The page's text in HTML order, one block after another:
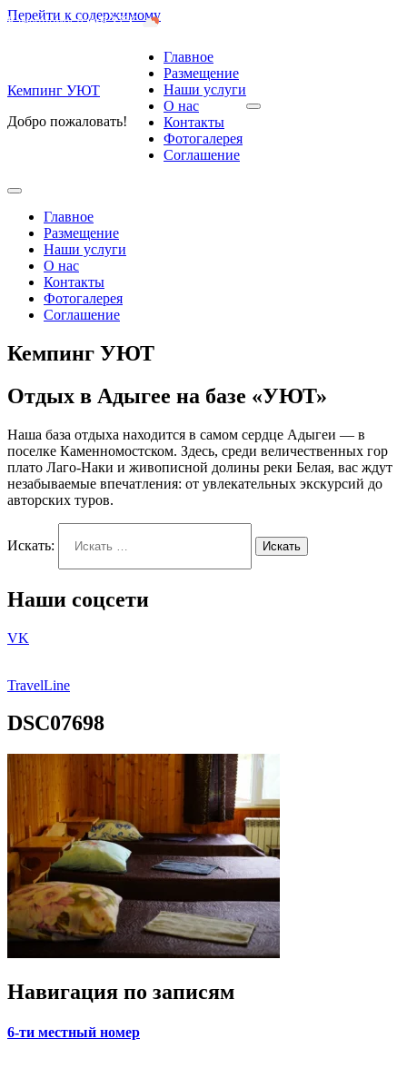
Перейти к содержимому
Каменномостский27°C
Кемпинг УЮТ
Добро пожаловать!
Главное
Размещение
Наши услуги
О нас
Контакты
Фотогалерея
Соглашение
Главное
Размещение
Наши услуги
О нас
Контакты
Фотогалерея
Соглашение
Кемпинг УЮТ
Отдых в Адыгее на базе «УЮТ»
Наша база отдыха находится в самом сердце Адыгеи — в
поселке Каменномостском. Здесь, среди величественных гор
плато Лаго-Наки и живописной долины реки Белая, вас ждут
незабываемые впечатления: от увлекательных экскурсий до
авторских туров.
Искать: Искать
Наши соцсети
VK
TravelLine
DSC07698
Навигация по записям
6-ти местный номер